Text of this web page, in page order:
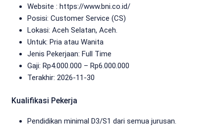
Website : https://www.bni.co.id/
Posisi: Customer Service (CS)
Lokasi: Aceh Selatan, Aceh.
Untuk: Pria atau Wanita
Jenis Pekerjaan: Full Time
Gaji: Rp4.000.000 – Rp6.000.000
Terakhir: 2026-11-30
Kualifikasi Pekerja
Pendidikan minimal D3/S1 dari semua jurusan.